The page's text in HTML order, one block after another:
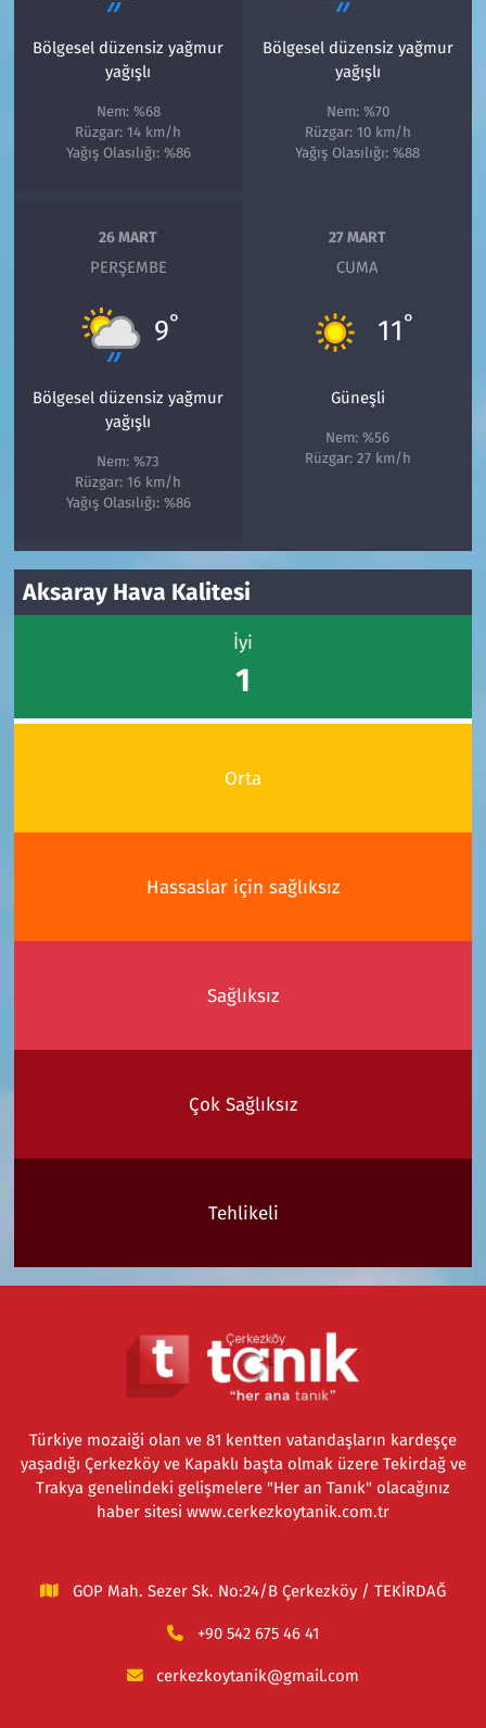
Bölgesel düzensiz yağmur
yağışlı
Nem: %68
Rüzgar: 14 km/h
Yağış Olasılığı: %86
Bölgesel düzensiz yağmur
yağışlı
Nem: %70
Rüzgar: 10 km/h
Yağış Olasılığı: %88
26 MART
PERŞEMBE
9°
Bölgesel düzensiz yağmur
yağışlı
Nem: %73
Rüzgar: 16 km/h
Yağış Olasılığı: %86
27 MART
CUMA
11°
Güneşli
Nem: %56
Rüzgar: 27 km/h
Aksaray Hava Kalitesi
İyi
1
Orta
Hassaslar için sağlıksız
Sağlıksız
Çok Sağlıksız
Tehlikeli
Türkiye mozaiği olan ve 81 kentten vatandaşların kardeşçe
yaşadığı Çerkezköy ve Kapaklı başta olmak üzere Tekirdağ ve
Trakya genelindeki gelişmelere "Her an Tanık" olacağınız
haber sitesi www.cerkezkoytanik.com.tr
GOP Mah. Sezer Sk. No:24/B Çerkezköy / TEKİRDAĞ
+90 542 675 46 41
cerkezkoytanik@gmail.com